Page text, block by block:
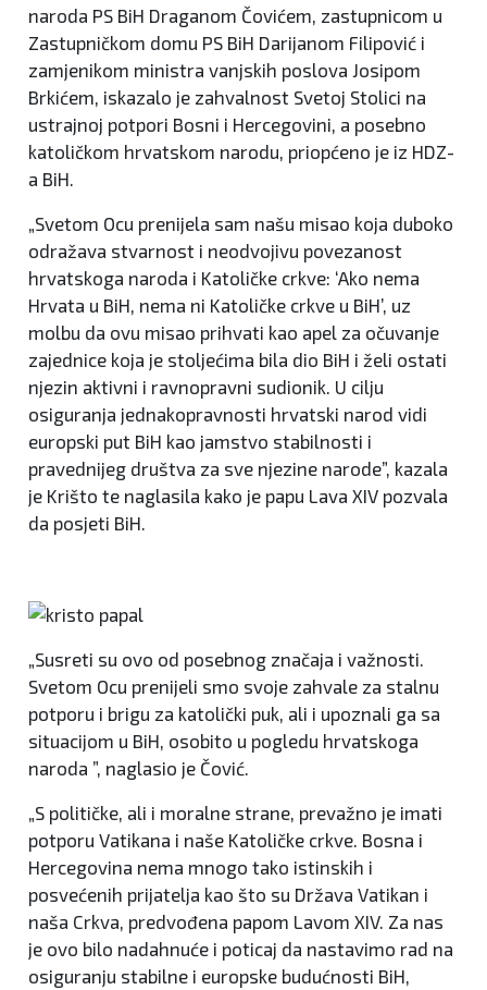
naroda PS BiH Draganom Čovićem, zastupnicom u
Zastupničkom domu PS BiH Darijanom Filipović i
zamjenikom ministra vanjskih poslova Josipom
Brkićem, iskazalo je zahvalnost Svetoj Stolici na
ustrajnoj potpori Bosni i Hercegovini, a posebno
katoličkom hrvatskom narodu, priopćeno je iz HDZ-
a BiH.
„Svetom Ocu prenijela sam našu misao koja duboko
odražava stvarnost i neodvojivu povezanost
hrvatskoga naroda i Katoličke crkve: ‘Ako nema
Hrvata u BiH, nema ni Katoličke crkve u BiH’, uz
molbu da ovu misao prihvati kao apel za očuvanje
zajednice koja je stoljećima bila dio BiH i želi ostati
njezin aktivni i ravnopravni sudionik. U cilju
osiguranja jednakopravnosti hrvatski narod vidi
europski put BiH kao jamstvo stabilnosti i
pravednijeg društva za sve njezine narode”, kazala
je Krišto te naglasila kako je papu Lava XIV pozvala
da posjeti BiH.
„Susreti su ovo od posebnog značaja i važnosti.
Svetom Ocu prenijeli smo svoje zahvale za stalnu
potporu i brigu za katolički puk, ali i upoznali ga sa
situacijom u BiH, osobito u pogledu hrvatskoga
naroda ”, naglasio je Čović.
„S političke, ali i moralne strane, prevažno je imati
potporu Vatikana i naše Katoličke crkve. Bosna i
Hercegovina nema mnogo tako istinskih i
posvećenih prijatelja kao što su Država Vatikan i
naša Crkva, predvođena papom Lavom XIV. Za nas
je ovo bilo nadahnuće i poticaj da nastavimo rad na
osiguranju stabilne i europske budućnosti BiH,